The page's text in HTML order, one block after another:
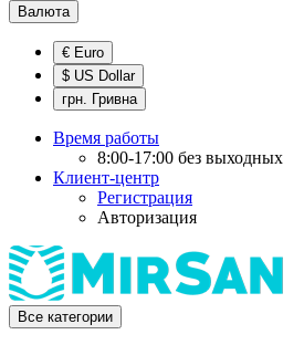
Валюта
€ Euro
$ US Dollar
грн. Гривна
Время работы
8:00-17:00 без выходных
Клиент-центр
Регистрация
Авторизация
Все категории